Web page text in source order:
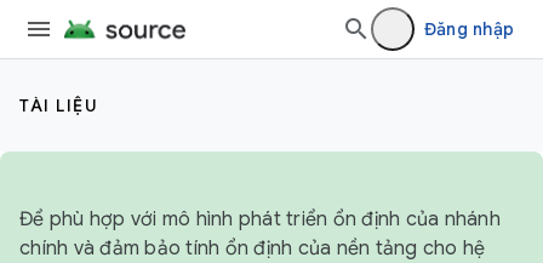
Đăng nhập
TÀI LIỆU
Để phù hợp với mô hình phát triển ổn định của nhánh
chính và đảm bảo tính ổn định của nền tảng cho hệ